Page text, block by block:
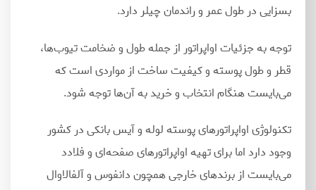
بسزایی در طول عمر و راندمان چیلر دارد.
توجه به جزئیات اواپراتور از جمله طول و ضخامت تیوبها،
قطر و طول پوسته و کیفیت ساخت از مواردی است که
میبایست هنگام انتخاب و خرید به آن‌ها توجه شود.
تکنولوژی اواپراتورهای پوسته لوله و آیس بانکی در کشور
وجود دارد اما برای تهیه اواپراتورهای صفحهای و فلادد
میبایست از برندهای خارجی همچون دانفوس و آلفالاوال